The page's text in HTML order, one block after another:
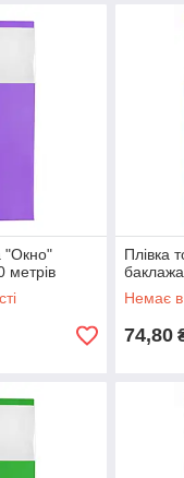
"Окно"
метрів
Плівка
Немає в
74,80